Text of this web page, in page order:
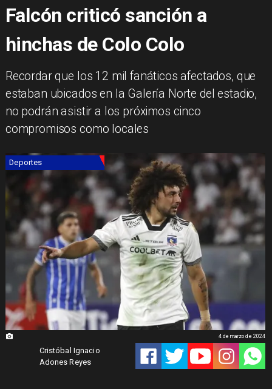
Falcón criticó sanción a
hinchas de Colo Colo
Recordar que los 12 mil fanáticos afectados, que
estaban ubicados en la Galería Norte del estadio,
no podrán asistir a los próximos cinco
compromisos como locales
Deportes
Cristóbal Ignacio
Adones Reyes
4 de marzo de 2024